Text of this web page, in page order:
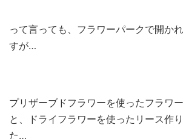
って言っても、フラワーパークで開か
すが…
プリザーブドフラワーを使ったフラワ
と、ドライフラワーを使ったリース作
た…